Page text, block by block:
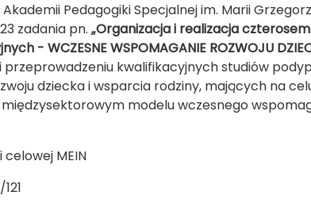
Akademii Pedagogiki Specjalnej im. Marii
zadania pn. „Organizacja i realizacja
- WCZESNE WSPOMAGANIE ROZWOJU
przeprowadzeniu kwalifikacyjnych studiów
dziecka i wsparcia rodziny, mających na
modelu wczesnego
MEIN